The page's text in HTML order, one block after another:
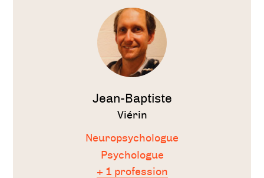
Jean-Baptiste
Viérin
Neuropsychologue
Psychologue
+ 1 profession